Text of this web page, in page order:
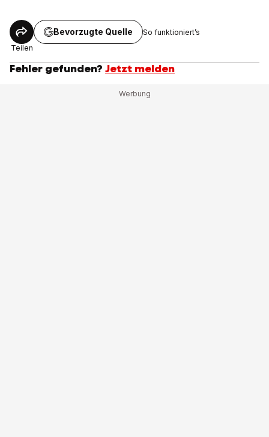
Teilen
Bevorzugte Quelle So funktioniert’s
Fehler gefunden? Jetzt melden